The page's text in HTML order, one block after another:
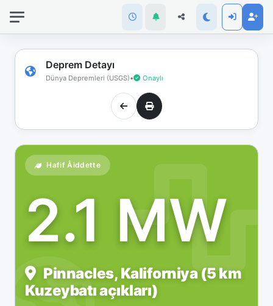
Deprem Detayı
Dünya Depremleri (USGS)• Onaylı
Hafif Åiddette
2.1 MW
Pinnacles, Kaliforniya (5 km
Kuzeybatı açıkları)
bağlantınız
koptu!
Çevrimdışı
moddasınız.